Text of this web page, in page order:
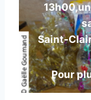
Saint-
Pour